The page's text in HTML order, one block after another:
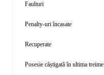
Faulturi
Penalty-uri încasate
Recuperate
Posesie câștigată în ultima treime